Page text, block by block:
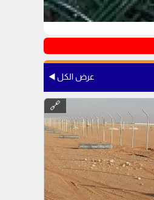
شبوك زراعية
سبأ للمقاولات نقدم خدمة تركيب شبوك مزارع
عرض الكل ◀️
🔗